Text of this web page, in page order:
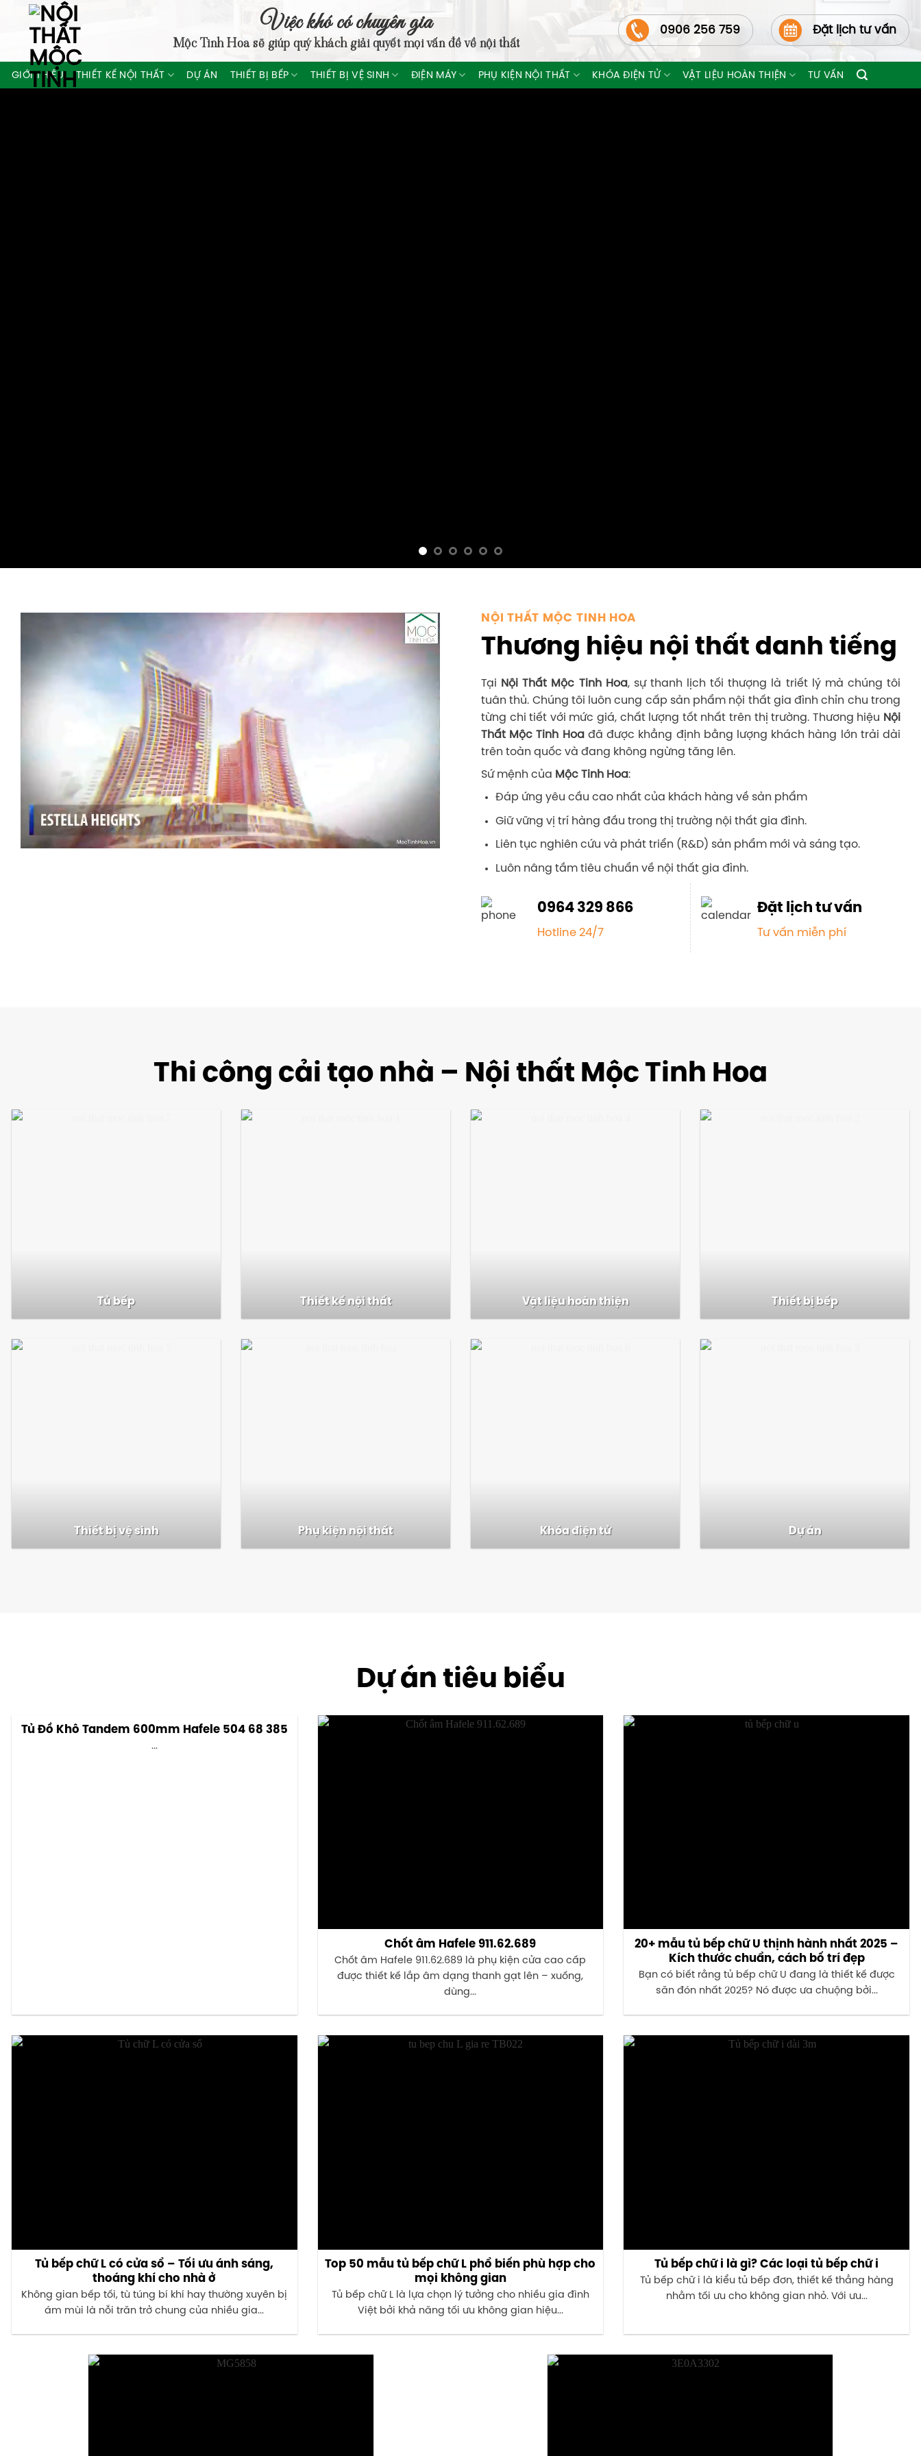
content
Việc khó có chuyên gia
Mộc Tinh Hoasẽ giúp quý khách giải quyết mọi vấn đề về nội thất
0906 256 759 Đặt lịch tư vấn
GIỚI THIỆU THIẾT KẾ NỘI THẤT DỰ ÁN THIẾT BỊ BẾP THIẾT BỊ VỆ SINH ĐIỆN MÁY PHỤ KIỆN NỘI THẤT KHÓA ĐIỆN TỬ VẬT LIỆU HOÀN THIỆN TƯ VẤN
NỘI THẤT MỘC TINH HOA
Thương hiệu nội thất danh tiếng
Tại Nội Thất Mộc Tinh Hoa, sự thanh lịch tối thượng là triết lý mà chúng tôi
tuân thủ. Chúng tôi luôn cung cấp sản phẩm nội thất gia đình chỉn chu trong
từng chi tiết với mức giá, chất lượng tốt nhất trên thị trường. Thương hiệu Nội
Thất Mộc Tinh Hoađã được khẳng định bằng lượng khách hàng lớn trải dài
trên toàn quốc và đang không ngừng tăng lên.
Sứ mệnh của Mộc Tinh Hoa:
Đáp ứng yêu cầu cao nhất của khách hàng về sản phẩm
Giữ vững vị trí hàng đầu trong thị trường nội thất gia đình.
Liên tục nghiên cứu và phát triển (R&D) sản phẩm mới và sáng tạo.
Luôn nâng tầm tiêu chuẩn về nội thất gia đình.
0964 329 866
Hotline 24/7
Đặt lịch tư vấn
Tư vấn miễn phí
Thi công cải tạo nhà – Nội thất Mộc Tinh Hoa
Tủ bếp Thiết kế nội thất Vật liệu hoàn thiện Thiết bị bếp
Thiết bị vệ sinh Phụ kiện nội thất Khóa điện tử Dự án
Dự án tiêu biểu
Tủ Đồ Khô Tandem 600mm Hafele 504 68 385
...
Chốt âm Hafele 911.62.689
Chốt âm Hafele 911.62.689 là phụ kiện cửa cao cấp
được thiết kế lắp âm dạng thanh gạt lên – xuống,
dùng...
20+ mẫu tủ bếp chữ U thịnh hành nhất 2025 –
Kích thước chuẩn, cách bố trí đẹp
Bạn có biết rằng tủ bếp chữ U đang là thiết kế được
săn đón nhất 2025? Nó được ưa chuộng bởi...
Tủ bếp chữ L có cửa sổ – Tối ưu ánh sáng,
thoáng khí cho nhà ở
Không gian bếp tối, tù túng bí khí hay thường xuyên bị
ám mùi là nỗi trăn trở chung của nhiều gia...
Top 50 mẫu tủ bếp chữ L phổ biến phù hợp cho
mọi không gian
Tủ bếp chữ L là lựa chọn lý tưởng cho nhiều gia đình
Việt bởi khả năng tối ưu không gian hiệu...
Tủ bếp chữ i là gì? Các loại tủ bếp chữ i
Tủ bếp chữ i là kiểu tủ bếp đơn, thiết kế thẳng hàng
nhằm tối ưu cho không gian nhỏ. Với ưu...